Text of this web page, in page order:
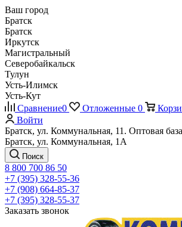
Ваш город
Братск
Братск
Иркутск
Магистральный
Северобайкальск
Тулун
Усть-Илимск
Усть-Кут
Сравнение0 Отложенные 0
Войти
Братск, ул. Коммунальная, 11. Оптовая
Братск, ул. Коммунальная, 1А
Поиск
8 800 700 86 50
+7 (395) 328-55-36
+7 (908) 664-85-37
+7 (395) 328-55-37
Заказать звонок